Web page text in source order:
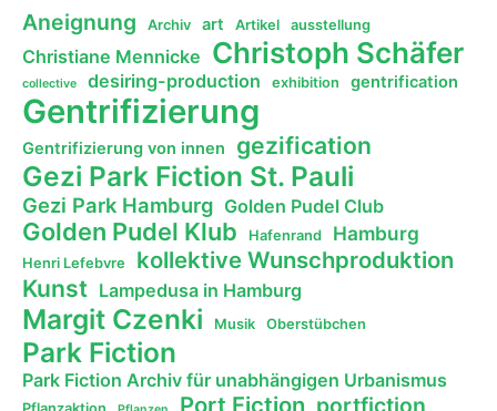
Aneignung Archiv art Artikel ausstellung
Christiane Mennicke Christoph Schäfer
collective desiring-production exhibition gentrification
Gentrifizierung
Gentrifizierung von innen gezification
Gezi Park Fiction St. Pauli
Gezi Park Hamburg Golden Pudel Club
Golden Pudel Klub Hafenrand Hamburg
Henri Lefebvre kollektive Wunschproduktion
Kunst Lampedusa in Hamburg
Margit Czenki Musik Oberstübchen
Park Fiction
Park Fiction Archiv für unabhängigen Urbanismus
Port Fiction